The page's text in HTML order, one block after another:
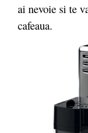
ai nevoie si te
cafeaua.